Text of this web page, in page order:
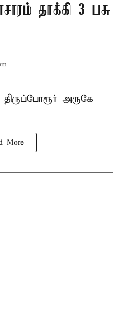
தாக்கி 3 பசு
அருகே
More